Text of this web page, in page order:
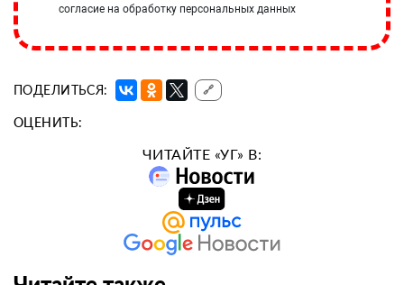
согласие на обработку персональных данных
ПОДЕЛИТЬСЯ: 🔗
ОЦЕНИТЬ:
ЧИТАЙТЕ «УГ» В: